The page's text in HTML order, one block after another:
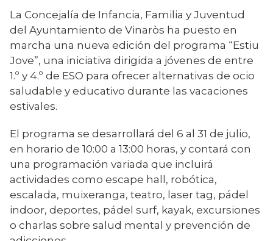
La Concejalía de Infancia, Familia yJuventud
del Ayuntamiento de Vinaròs ha puesto en
marcha una nueva edición del programa “Estiu
Jove”, una iniciativa dirigida a jóvenes de entre
1.º y 4.º de ESO para ofrecer alternativas de ocio
saludable y educativo durante las vacaciones
estivales.
El programa se desarrollará del 6 al 31 de julio,
en horario de 10:00 a 13:00 horas, y contará con
una programación variada que incluirá
actividades como escape hall, robótica,
escalada, muixeranga, teatro, laser tag, pádel
indoor, deportes, pádel surf, kayak, excursiones
o charlas sobre salud mental y prevención de